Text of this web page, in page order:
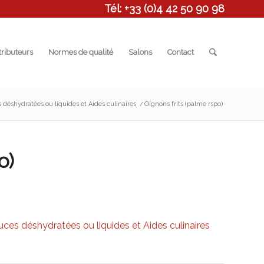
Tél: +33 (0)4 42 50 90 98
Normes de qualité Salons Contact
déshydratées ou liquides et Aides culinaires / Oignons frits (palme rspo)
déshydratées ou liquides et Aides culinaires